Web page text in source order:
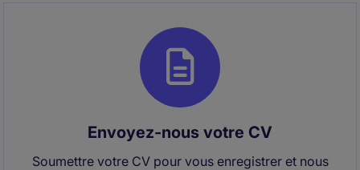
Envoyez-nous votre CV
Soumettre votre CV pour vous enregistrer et nous